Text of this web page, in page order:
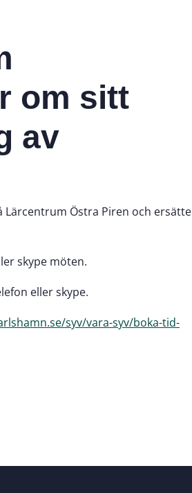
om sitt
av
Lärcentrum Östra Piren och
skype möten.
eller skype.
syv/vara-syv/boka-tid-